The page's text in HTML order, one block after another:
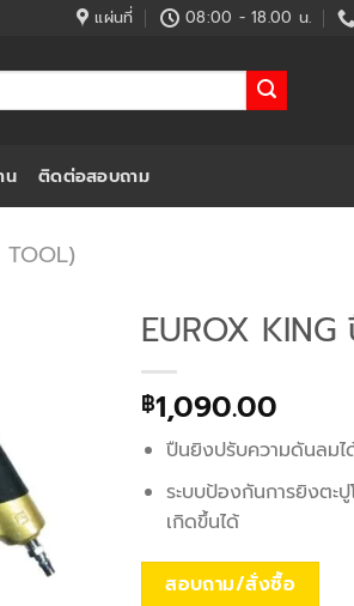
แผ่นที่ 08:00 - 18.00 น.
น ติดต่อสอบถาม
EUROX
฿1,090.00
ปืนยิงปรับความดันลม
ระบบป้องกันการยิงตะ
เกิดขึ้นได้
สอบถาม/สั่งซื้อ